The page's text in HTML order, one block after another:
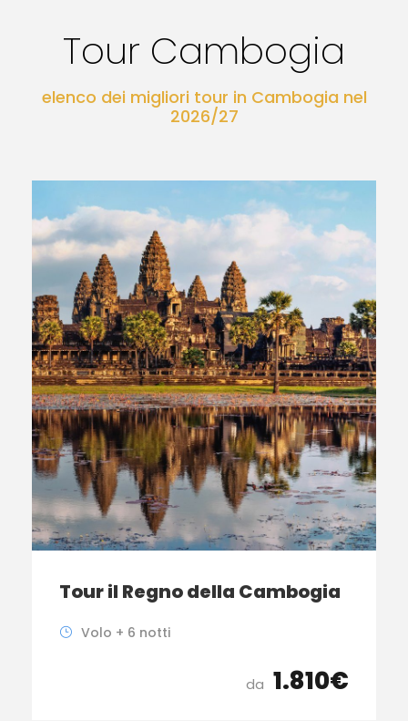
Tour Cambogia
elenco dei migliori tour in Cambogia nel
2026/27
Tour il Regno della Cambogia
Volo + 6 notti
da 1.810€